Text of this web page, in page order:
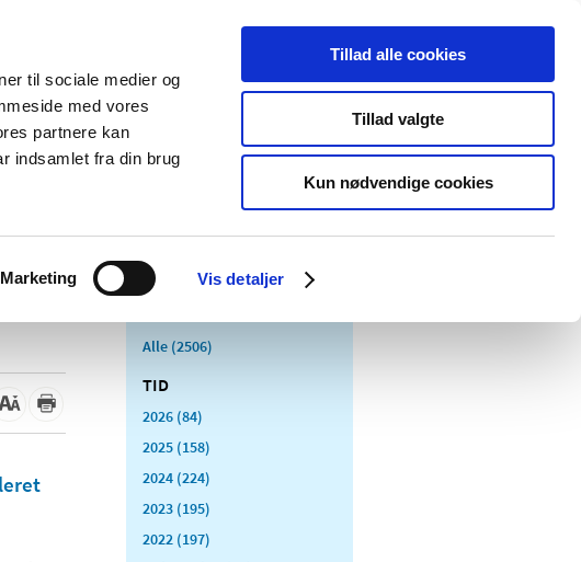
til sociale medier og
med vores
partnere kan
indsamlet fra din brug
Marketing Vis detaljer
Tillad alle cookies
Tillad valgte
Kun nødvendige cookies
Kontakt Udgivelser
Medicinsk
Særlige
produktområder
Alle (2506)
TID
2026 (84)
2025 (158)
2024 (224)
2023 (195)
2022 (197)